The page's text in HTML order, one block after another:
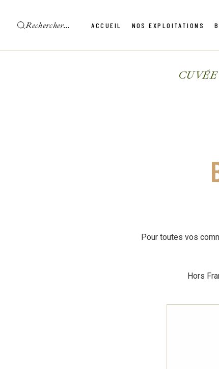
ACCUEIL NOS EXPLOITATIONS
Château de Vaudieu
Château de Vaudieu
Le Plateau des
Pour toutes vos
Hors